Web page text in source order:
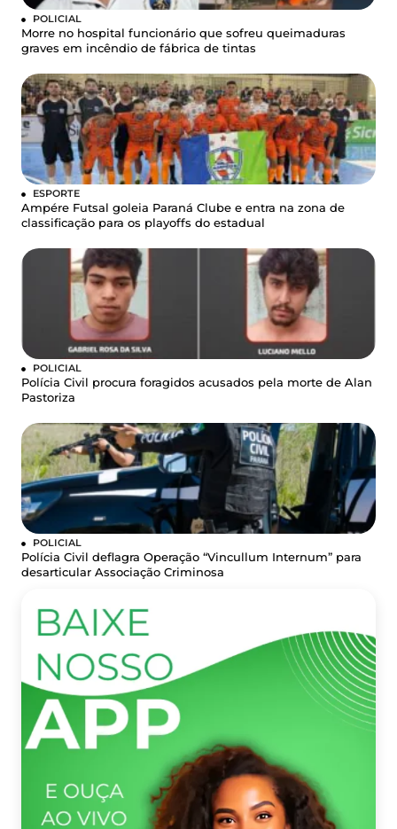
POLICIAL
Morre no hospital funcionário que sofreu queimaduras
graves em incêndio de fábrica de tintas
ESPORTE
Ampére Futsal goleia Paraná Clube e entra na zona de
classificação para os playoffs do estadual
POLICIAL
Polícia Civil procura foragidos acusados pela morte de Alan
Pastoriza
POLICIAL
Polícia Civil deflagra Operação “Vincullum Internum” para
desarticular Associação Criminosa